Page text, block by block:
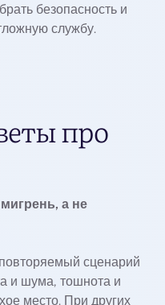
безопасность и
службу.
про
а не
сценарий
и шума, тошнота и
место. При других